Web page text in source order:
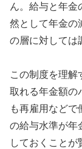
ん。給与と年金
然として年金の
の層に対しては
この制度を理解
取れる年金額の
も再雇用などで
の給与水準が年
しておくこと